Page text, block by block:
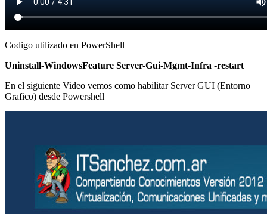
Codigo utilizado en PowerShell
Uninstall-WindowsFeature Server-Gui-Mgmt-Infra -restart
En el siguiente Video vemos como habilitar Server GUI (Entorno
Grafico) desde Powershell